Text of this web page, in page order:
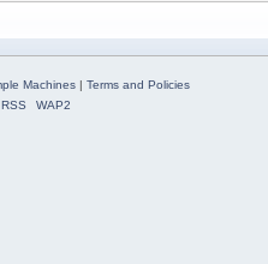
Machines | Terms and Policies
RSS WAP2